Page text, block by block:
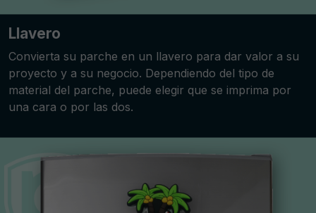
Llavero
Convierta su parche en un llavero para dar valor a su
proyecto y a su negocio. Dependiendo del tipo de
material del parche, puede elegir que se imprima por
una cara o por las dos.